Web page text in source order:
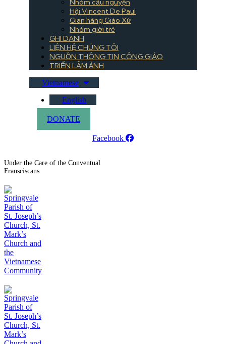
Nhóm cầu nguyện
Hội Vincent De Paul
Gian hàng Giáo Xứ
Nhóm giới trẻ
GHI DANH
LIỆN HỆ CHÚNG TÔI
NGUỒN THÔNG TIN CÔNG GIÁO
TRIỂN LÃM ẢNH
Vietnamese
English
DONATE
Facebook
Under the Care of the Conventual
Fransciscans